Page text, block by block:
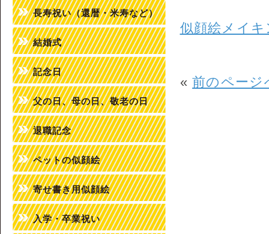
似顔絵メイ
«前のページ
長寿祝い（還暦・米寿など）
結婚式
記念日
父の日、母の日、敬老の日
退職記念
ペットの似顔絵
寄せ書き用似顔絵
入学・卒業祝い